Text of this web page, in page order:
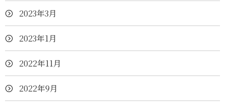
2023年3月
2023年1月
2022年11月
2022年9月